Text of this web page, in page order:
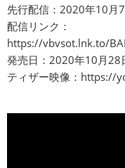
先行配信：2020年10月
配信リンク：
https://vbvsot.lnk.to/
発売日：2020年10月28
ティザー映像： https://